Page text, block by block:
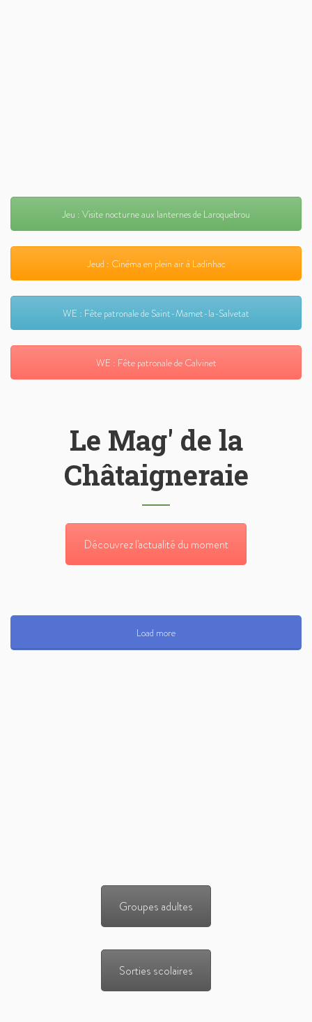
Jeu : Visite nocturne aux lanternes de Laroquebrou
Jeud : Cinéma en plein air à Ladinhac
WE : Fête patronale de Saint-Mamet-la-Salvetat
WE : Fête patronale de Calvinet
Le Mag' de la
Châtaigneraie
Découvrez l'actualité du moment
Load more
Groupes adultes
Sorties scolaires